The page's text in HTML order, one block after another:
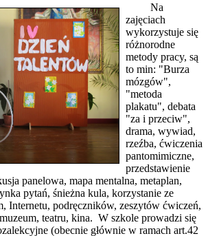
Na
zajęciach
wykorzystuje się
różnorodne
metody pracy, są
to min: "Burza
mózgów",
"metoda
plakatu", debata
"za i przeciw",
drama, wywiad,
rzeźba, ćwiczenia
pantomimiczne,
przedstawienie
panelowa, mapa mentalna, metaplan,
pytań, śnieżna kula, korzystanie ze
Internetu, podręczników, zeszytów ćwiczeń,
teatru, kina. W szkole prowadzi się
(obecnie głównie w ramach art.42